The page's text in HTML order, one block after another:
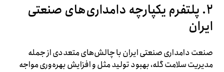
۲. پلتفرم یکپارچه دامداری‌های صنعتی
ایران
صنعت دامداری صنعتی ایران با چالش‌های متعددی از جمله
مدیریت سلامت گله، بهبود تولید مثل و افزایش بهره‌وری مواجه